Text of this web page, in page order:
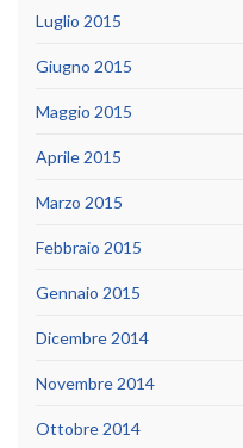
Luglio 2015
Giugno 2015
Maggio 2015
Aprile 2015
Marzo 2015
Febbraio 2015
Gennaio 2015
Dicembre 2014
Novembre 2014
Ottobre 2014